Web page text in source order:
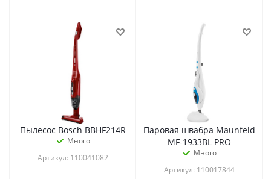
Пылесос Bosch BBHF214R
Много
Артикул: 110041082
Паровая швабра Maunfeld
MF-1933BL PRO
Много
Артикул: 110017844